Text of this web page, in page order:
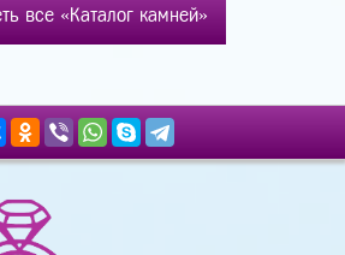
все «Каталог камней»